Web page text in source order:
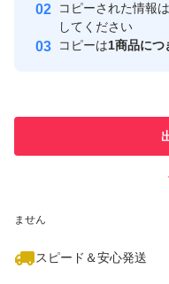
取引実績
ません
スピード＆安心発送
コピーされた情報は
してください
コピーは1商品につ